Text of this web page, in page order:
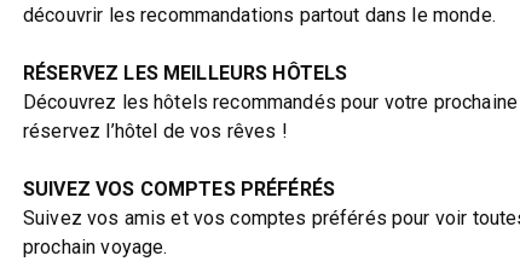
découvrir les recommandations partout dans le monde.
RÉSERVEZ LES MEILLEURS HÔTELS
Découvrez les hôtels recommandés pour votre
réservez l’hôtel de vos rêves !
SUIVEZ VOS COMPTES PRÉFÉRÉS
Suivez vos amis et vos comptes préférés pour voir
prochain voyage.